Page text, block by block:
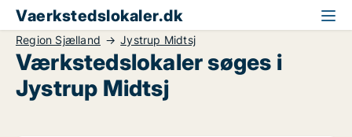
Vaerkstedslokaler.dk
Region Sjælland Jystrup Midtsj
Værkstedslokaler søges i
Jystrup Midtsj